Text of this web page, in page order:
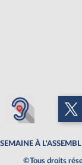
À
©Tous droits